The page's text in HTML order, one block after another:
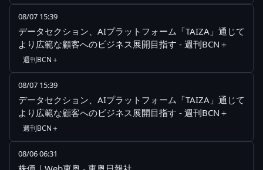
08/07 15:39
データセクション、AIプラットフォーム「TAIZA」通じて
より広範な顧客へのビジネス展開目指す - 週刊BCN＋
週刊BCN＋
08/07 15:39
データセクション、AIプラットフォーム「TAIZA」通じて
より広範な顧客へのビジネス展開目指す - 週刊BCN＋
週刊BCN＋
08/06 06:31